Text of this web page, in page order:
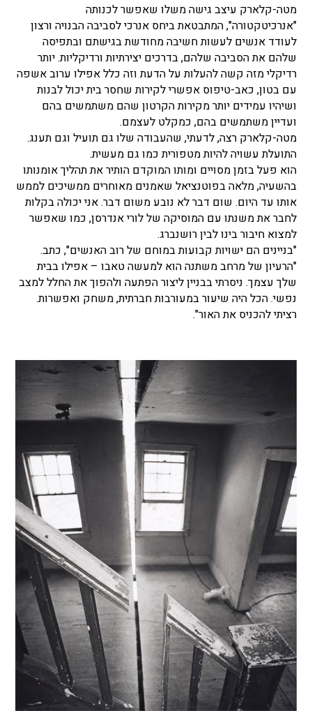
מטה-קלארק עיצב גישה משלו שאפשר לכנותה
"אנרכיטקטורה", המתבטאת ביחס אנרכי לסביבה הבנויה ורצון
לעודד אנשים לעשות חשיבה מחודשת בגישתם ובתפיסה
שלהם את הסביבה שלהם, בדרכים יצירתיות ורדיקליות. יותר
רדיקלי מזה קשה להעלות על הדעת וזה כלל אפילו ערוב אשפה
עם בטון, כאב-טיפוס אפשרי לקירות שחסר בית יכול לבנות
ושיהיו עמידים יותר מקירות הקרטון שהם משתמשים בהם
ועדיין משתמשים בהם, כמקלט לעצמם.
מטה-קלארק רצה, לדעתי, שהעבודה שלו גם תועיל וגם תענג.
התועלת עשויה להיות מטפורית כמו גם מעשית.
הוא פעל בזמן מסויים ומותו המוקדם הותיר את תהליך אומנותו
בהשעיה, מלאה בפוטנציאל שאמנים מאוחרים ממשיכים לממש
אותו עד היום. שום דבר לא נובע משום דבר. אני יכולה בקלות
לחבר את משנתו עם המוסיקה של לורי אנדרסן, כמו שאפשר
למצוא חיבור בינו לבין רושנברג.
"בניינים הם ישויות קבועות במוחם של רוב האנשים", כתב.
"הרעיון של מרחב משתנה הוא למעשה טאבו – אפילו בבית
שלך עצמך. ניסרתי בבניין ליצור הפתעה ולהפוך את החלל למצב
נפשי. הכל היה שיעור במעורבות חברתית, משחק ואפשרות.
רציתי להכניס את האור".